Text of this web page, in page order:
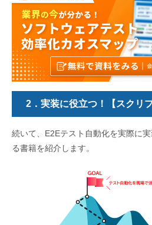
2．実装に役立つ！【スクリ
続いて、E2Eテスト自動化を実際に
る書籍を紹介します。